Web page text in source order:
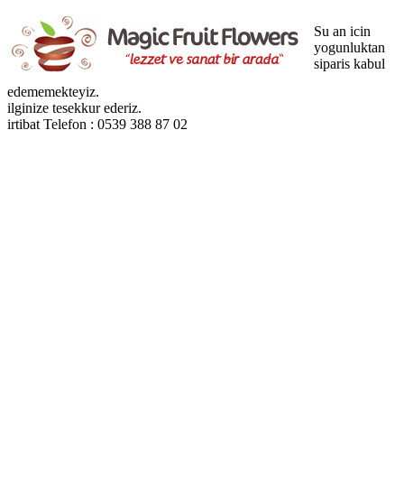
Su an icin
yogunluktan
siparis kabul
edememekteyiz.
ilginize tesekkur ederiz.
irtibat Telefon : 0539 388 87 02